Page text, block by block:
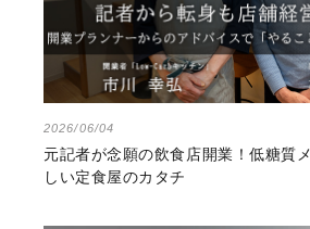
2026/06/04
元記者が念願の飲食店開業！低糖質
しい定食屋のカタチ